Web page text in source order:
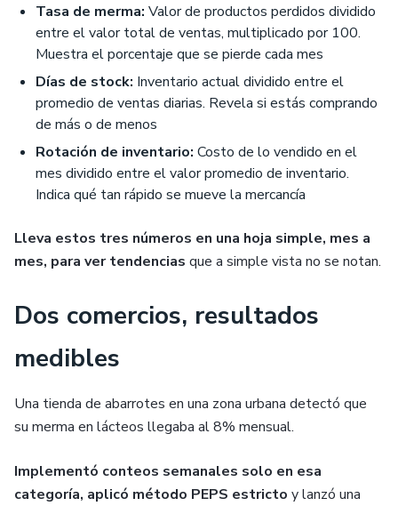
Tasa de merma: Valor de productos perdidos dividido
entre el valor total de ventas, multiplicado por 100.
Muestra el porcentaje que se pierde cada mes
Días de stock: Inventario actual dividido entre el
promedio de ventas diarias. Revela si estás comprando
de más o de menos
Rotación de inventario: Costo de lo vendido en el
mes dividido entre el valor promedio de inventario.
Indica qué tan rápido se mueve la mercancía
Lleva estos tres números en una hoja simple, mes a
mes, para ver tendencias que a simple vista no se notan.
Dos comercios, resultados
medibles
Una tienda de abarrotes en una zona urbana detectó que
su merma en lácteos llegaba al 8% mensual.
Implementó conteos semanales solo en esa
categoría, aplicó método PEPS estricto y lanzó una